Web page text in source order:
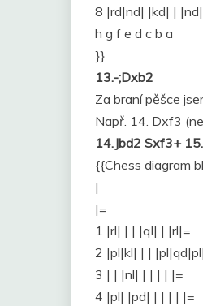
8 |rd|nd| |kd| |
h g f e d c b a
}}
13.-;Dxb2
Za braní pěšce
Např. 14. Dxf3
14.Jbd2 Sxf3+
{{Chess diagram
|
|=
1 |rl| | | |ql| | |rl|=
2 |pl|kl| | |
3 | | |nl| | | | | |=
4 |pl| |pd| | | | | |=